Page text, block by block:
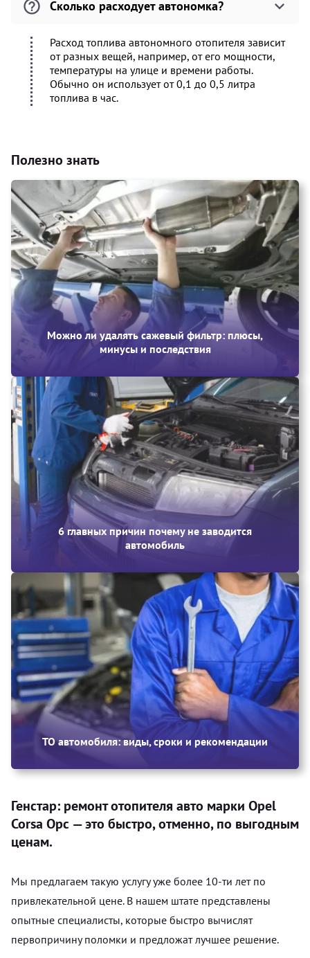
Сколько расходует автономка?
Расход топлива автономного отопителя зависит
от разных вещей, например, от его мощности,
температуры на улице и времени работы.
Обычно он использует от 0,1 до 0,5 литра
топлива в час.
Полезно знать
Можно ли удалять сажевый фильтр: плюсы,
минусы и последствия
6 главных причин почему не заводится
автомобиль
ТО автомобиля: виды, сроки и рекомендации
Генстар: ремонт отопителя авто марки Opel
Corsa Opc — это быстро, отменно, по выгодным
ценам.
Мы предлагаем такую услугу уже более 10-ти лет по
привлекательной цене. В нашем штате представлены
опытные специалисты, которые быстро вычислят
первопричину поломки и предложат лучшее решение.